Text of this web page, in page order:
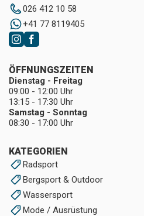
026 412 10 58
+41 77 8119405
KATEGORIEN
Radsport
Bergsport & Outdoor
Wassersport
Mode / Ausrüstung
ÖFFNUNGSZEITEN
Dienstag - Freitag
09:00 - 12:00 Uhr
13:15 - 17:30 Uhr
Samstag - Sonntag
08:30 - 17:00 Uhr